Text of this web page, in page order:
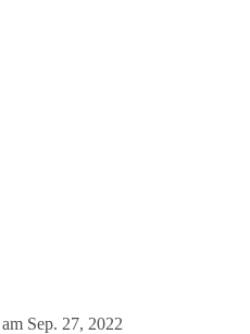
am Sep. 27, 2022